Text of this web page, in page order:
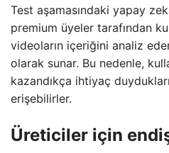
Test aşamasındaki yapay
premium üyeler tarafından
videoların içeriğini analiz
olarak sunar. Bu nedenle,
kazandıkça ihtiyaç
erişebilirler.
Üreticiler için